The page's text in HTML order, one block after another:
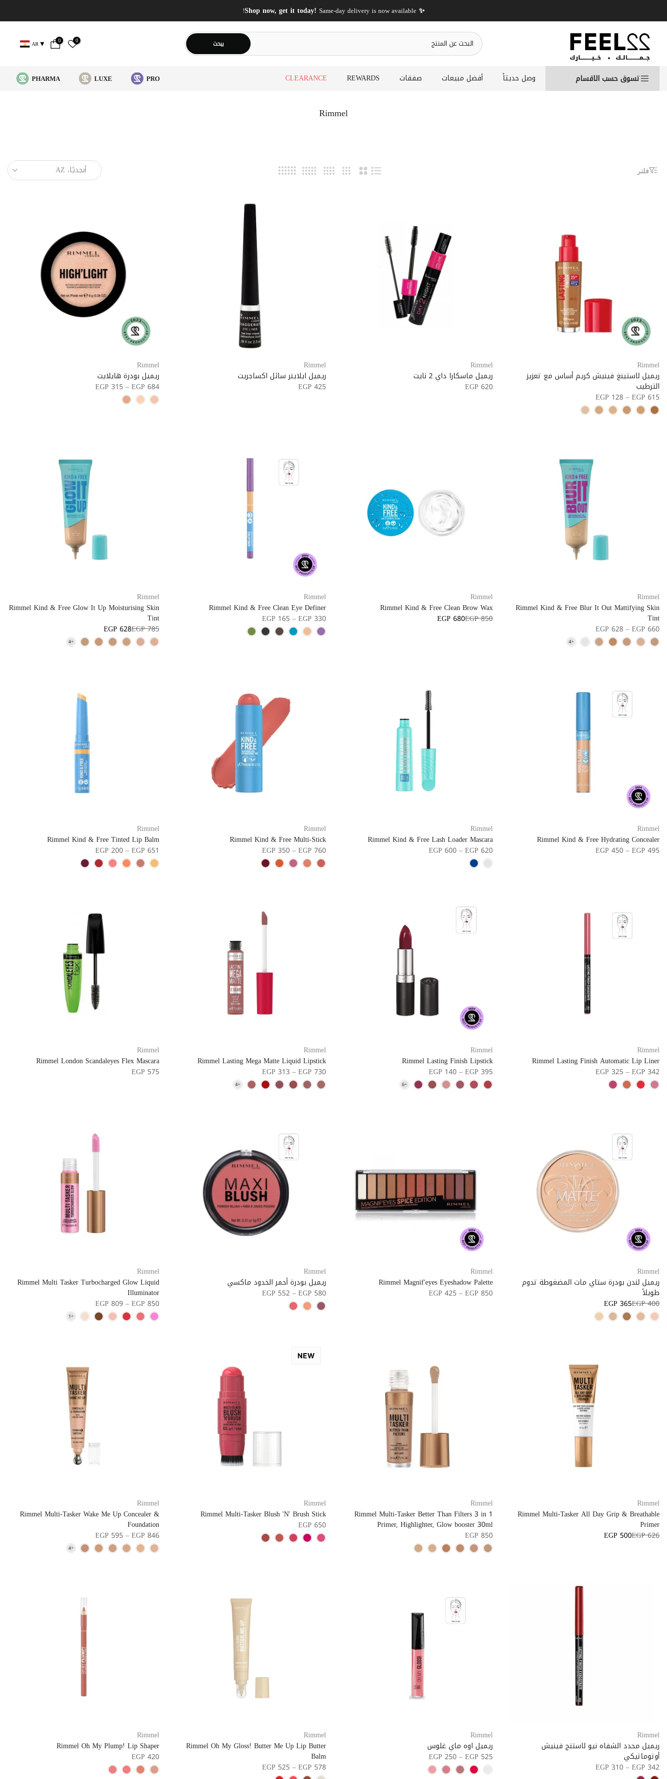
إلى
المحتوى
✨ Shop now, get it today!
Same-day delivery is now available!
يبحث 0
0
AR
تسوق حسب الاقسام وصل حديثاً أفضل مبيعات صفقات REWARDS
CLEARANCE
PRO
LUXE
PHARMA
Rimmel
فلتر أبجديًا، AZ
Rimmel
ريميل لاستينغ فينيش كريم أساس مع تعزيز
الترطيب
EGP 128 – EGP 615
Rimmel
ريميل ماسكارا داي 2 نايت
EGP 620
Rimmel
ريميل ايلاينر سائل اكساجريت
EGP 425
Rimmel
ريميل بودرة هايلايت
EGP 315 – EGP 684
Rimmel
Rimmel Kind & Free Blur It Out Mattifying Skin
Tint
EGP 628 – EGP 660
Rimmel
Rimmel Kind & Free Clean Brow Wax
EGP 850
EGP 680
Rimmel
Rimmel Kind & Free Clean Eye Definer
EGP 165 – EGP 330
Rimmel
Rimmel Kind & Free Glow It Up Moisturising Skin
Tint
EGP 785
EGP 628
Rimmel
Rimmel Kind & Free Hydrating Concealer
EGP 450 – EGP 495
Rimmel
Rimmel Kind & Free Lash Loader Mascara
EGP 600 – EGP 620
Rimmel
Rimmel Kind & Free Multi-Stick
EGP 350 – EGP 760
Rimmel
Rimmel Kind & Free Tinted Lip Balm
EGP 200 – EGP 651
Rimmel
Rimmel Lasting Finish Automatic Lip Liner
EGP 325 – EGP 342
Rimmel
Rimmel Lasting Finish Lipstick
EGP 140 – EGP 395
Rimmel
Rimmel Lasting Mega Matte Liquid Lipstick
EGP 313 – EGP 730
Rimmel
Rimmel London Scandaleyes Flex Mascara
EGP 575
Rimmel
ريميل لندن بودرة ستاي مات المضغوطة تدوم
طويلاً
EGP 400
EGP 365
Rimmel
Rimmel Magnif'eyes Eyeshadow Palette
EGP 425 – EGP 850
Rimmel
ريميل بودرة أحمر الخدود ماكسي
EGP 552 – EGP 580
Rimmel
Rimmel Multi Tasker Turbocharged Glow Liquid
Illuminator
EGP 809 – EGP 850
Rimmel
Rimmel Multi-Tasker All Day Grip & Breathable
Primer
EGP 626
EGP 500
Rimmel
Rimmel Multi-Tasker Better Than Filters 3 in 1
Primer, Highlighter, Glow booster 30ml
EGP 850
Rimmel
Rimmel Multi-Tasker Blush 'N' Brush Stick
EGP 650
Rimmel
Rimmel Multi-Tasker Wake Me Up Concealer &
Foundation
EGP 595 – EGP 846
Rimmel
ريميل محدد الشفاه نيو لاستنج فينيش
أوتوماتيكي
EGP 310 – EGP 342
Rimmel
ريميل اوه ماي غلوس
EGP 250 – EGP 525
Rimmel
Rimmel Oh My Gloss! Butter Me Up Lip Butter
Balm
EGP 525 – EGP 578
Rimmel
Rimmel Oh My Plump! Lip Shaper
EGP 420